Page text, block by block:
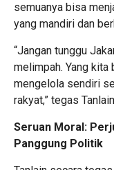
semuanya bisa
yang mandiri dan
“Jangan tunggu
melimpah. Yang kita
mengelola sendiri
rakyat,” tegas
Seruan Moral:
Panggung Politik